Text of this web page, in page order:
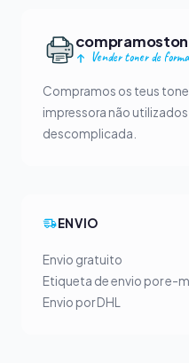
Vender toner de
Compramos os teus
impressora não
descomplicada.
ENVIO
Envio gratuito
Etiqueta de envio por e-
Envio por DHL